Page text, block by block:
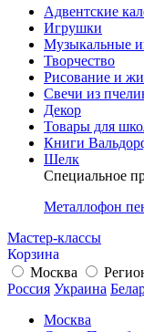
Адвентские
Игрушки
Музыкальные
Творчество
Рисование и
Свечи из
Декор
Товары для
Книги
Шелк
Специальное
Металлофон
Мастер-классы
Корзина
Москва
Россия Украина
Москва